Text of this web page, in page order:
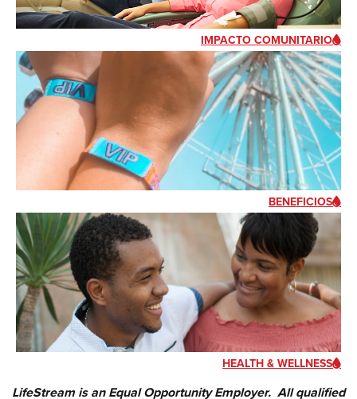
IMPACTO COMUNITARIO
BENEFICIOS
HEALTH & WELLNESS
LifeStream is an Equal Opportunity Employer. All qualified